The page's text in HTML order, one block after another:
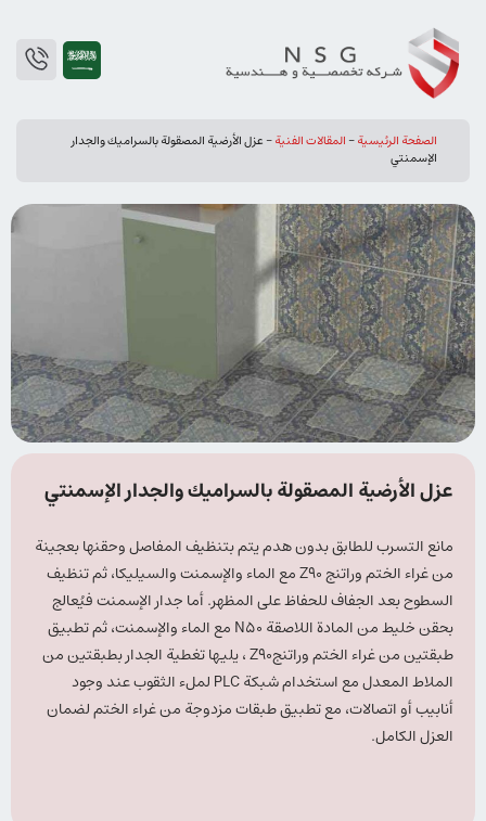
الصفحة الرئيسية-المقالات الفنیة-عزل الأرضية المصقولة بالسراميك والجدار
الإسمنتي
عزل الأرضية المصقولة بالسراميك والجدار الإسمنتي
مانع التسرب للطابق بدون هدم يتم بتنظيف المفاصل وحقنها بعجينة
من غراء الختم وراتنج Z90 مع الماء والإسمنت والسيليكا، ثم تنظيف
السطوح بعد الجفاف للحفاظ على المظهر. أما جدار الإسمنت فيُعالج
بحقن خليط من المادة اللاصقة N50 مع الماء والإسمنت، ثم تطبيق
طبقتين من غراء الختم وراتنجZ90 ، يليها تغطية الجدار بطبقتين من
الملاط المعدل مع استخدام شبكة PLC لملء الثقوب عند وجود
أنابيب أو اتصالات، مع تطبيق طبقات مزدوجة من غراء الختم لضمان
العزل الكامل.